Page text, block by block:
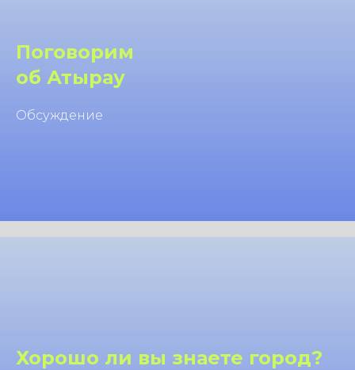
Поговорим
об Атырау
Обсуждение
Хорошо ли вы знаете город?